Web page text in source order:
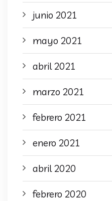
junio 2021
mayo 2021
abril 2021
marzo 2021
febrero 2021
enero 2021
abril 2020
febrero 2020